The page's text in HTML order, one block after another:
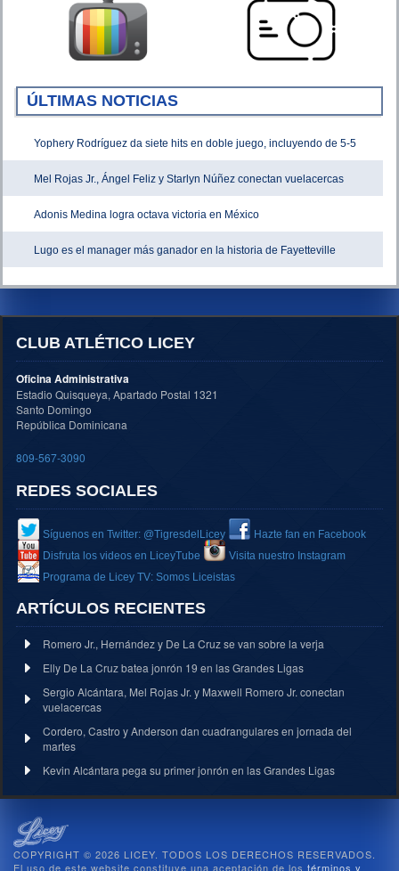
ÚLTIMAS NOTICIAS
Yophery Rodríguez da siete hits en doble juego, incluyendo de 5-5
Mel Rojas Jr., Ángel Feliz y Starlyn Núñez conectan vuelacercas
Adonis Medina logra octava victoria en México
Lugo es el manager más ganador en la historia de Fayetteville
CLUB ATLÉTICO LICEY
Oficina Administrativa
Estadio Quisqueya, Apartado Postal 1321
Santo Domingo
República Dominicana
809-567-3090
REDES SOCIALES
Síguenos en Twitter: @TigresdelLicey
Hazte fan en Facebook
Disfruta los videos en LiceyTube
Visita nuestro Instagram
Programa de Licey TV: Somos Liceistas
ARTÍCULOS RECIENTES
Romero Jr., Hernández y De La Cruz se van sobre la verja
Elly De La Cruz batea jonrón 19 en las Grandes Ligas
Sergio Alcántara, Mel Rojas Jr. y Maxwell Romero Jr. conectan
vuelacercas
Cordero, Castro y Anderson dan cuadrangulares en jornada del
martes
Kevin Alcántara pega su primer jonrón en las Grandes Ligas
COPYRIGHT © 2026 LICEY. TODOS LOS DERECHOS RESERVADOS.
El uso de este website constituye una aceptación de los términos y